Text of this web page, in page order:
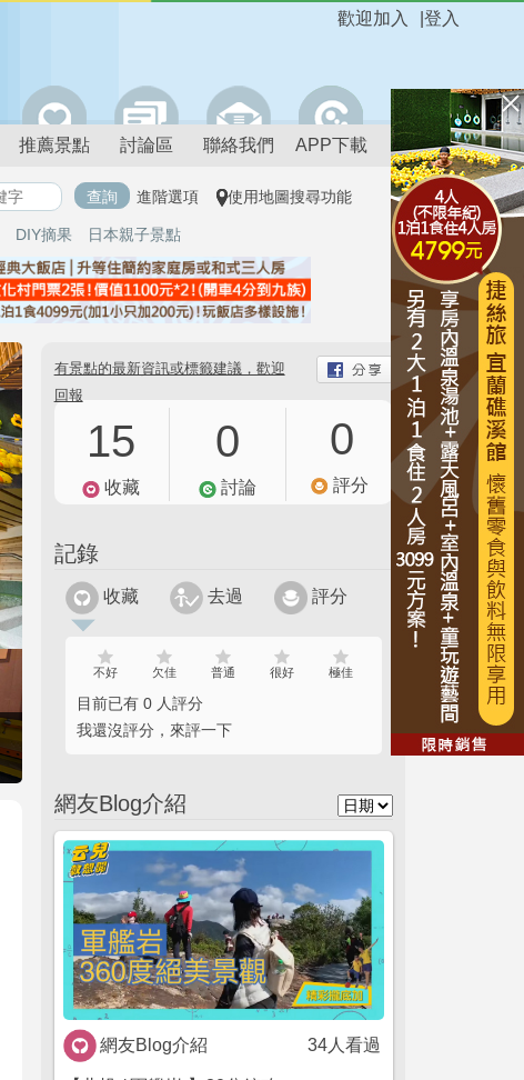
登入
歡迎加入
推薦景點 討論區 聯絡我們 APP下載
進階選項 使用地圖搜尋功能
DIY摘果 日本親子景點
有景點的最新資訊或標籤建議，歡迎
回報
15
收藏
0
討論
0
評分
記錄
收藏 去過 評分
不好 欠佳 普通 很好 極佳
目前已有 0 人評分
我還沒評分，來評一下
網友Blog介紹
網友Blog介紹 34人看過